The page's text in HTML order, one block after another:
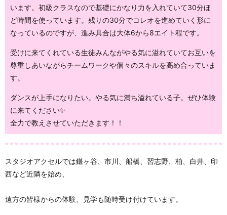
います。初級クラスなので基礎にかなり力を入れていて30分ほ
ど時間を使っています。残りの30分でコレオを進めていく形に
なっているのですが、進み具合は大体6から8エイト程です。
受けに来てくれている生徒みんながやる気に溢れていてお互いを
尊重しあいながらチームワークや個々のスキルを高め合っていま
す。
ダンスが上手になりたい。やる気に満ち溢れている子。ぜひ体験
に来てください✨
全力で教えさせていただきます！！
スタジオアクセルでは鎌ヶ谷、市川、船橋、習志野、柏、白井、印
西など近隣を始め、
遠方の皆様からの体験、見学も随時受け付けています。